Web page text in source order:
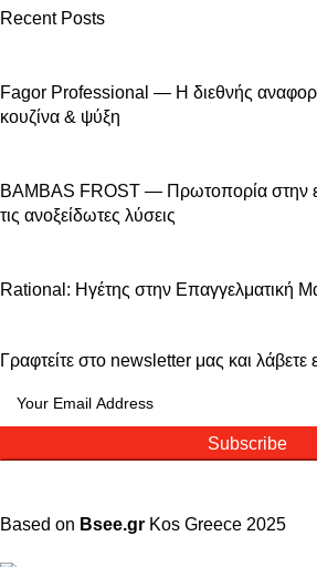
Recent Posts
Fagor Professional — Η διεθνής
κουζίνα & ψύξη
BAMBAS FROST — Πρωτοπορία στην
τις ανοξείδωτες λύσεις
Rational: Ηγέτης στην Επαγγελματική
Γραφτείτε στο newsletter μας και
Subscribe
Based on Bsee.gr Kos Greece 2025